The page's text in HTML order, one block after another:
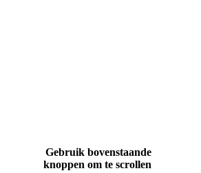
Gebruik bovenstaande
knoppen om te scrollen